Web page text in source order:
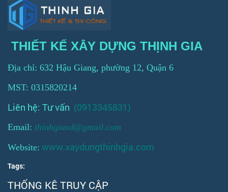
THIẾT KẾ XÂY DỰNG THỊNH GIA
Địa chỉ: 632 Hậu Giang, phường 12, Quận 6
MST: 0315820214
Liên hệ: Tư vấn (0913345831)
Email: thinhgiaxd@gmail.com
Website: www.xaydungthinhgia.com
Tags:
THỐNG KÊ TRUY CẬP